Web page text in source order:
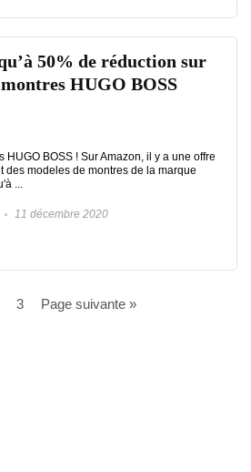
50% de réduction sur
montres HUGO BOSS
HUGO BOSS ! Sur Amazon, il y a une offre
des modeles de montres de la marque
...
11 décembre 2020
3 Page suivante »